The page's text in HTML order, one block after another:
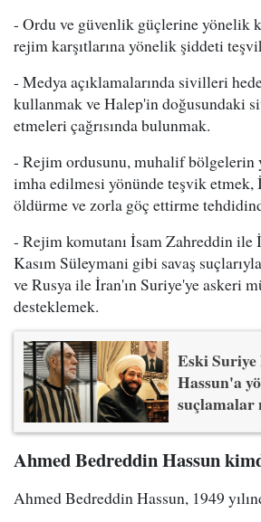
- Ordu ve güvenlik güçlerine yönelik
rejim karşıtlarına yönelik şiddeti
- Medya açıklamalarında sivilleri
kullanmak ve Halep'in doğusundaki
etmeleri çağrısında bulunmak.
- Rejim ordusunu, muhalif bölgelerin
imha edilmesi yönünde teşvik etmek,
öldürme ve zorla göç ettirme
- Rejim komutanı İsam Zahreddin ile
Kasım Süleymani gibi savaş
ve Rusya ile İran'ın Suriye'ye askeri
desteklemek.
Eski
Hassun'a
suçlamalar
Ahmed Bedreddin Hassun
Ahmed Bedreddin Hassun, 1949